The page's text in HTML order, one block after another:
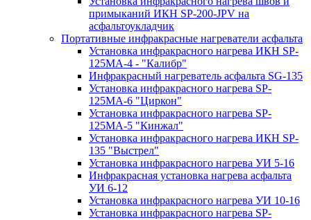
примыканий ИКН SP-200-JPV на
асфальтоукладчик
Портативные инфракрасные нагреватели асфальта
Установка инфракрасного нагрева ИКН SP-
125МA-4 - "Калибр"
Инфракрасный нагреватель асфальта SG-135
Установка инфракрасного нагрева SP-
125МA-6 "Циркон"
Установка инфракрасного нагрева SP-
125МA-5 "Кинжал"
Установка инфракрасного нагрева ИКН SP-
135 "Выстрел"
Установка инфракрасного нагрева УИ 5-16
Инфракрасная установка нагрева асфальта
УИ 6-12
Установка инфракрасного нагрева УИ 10-16
Установка инфракрасного нагрева SP-